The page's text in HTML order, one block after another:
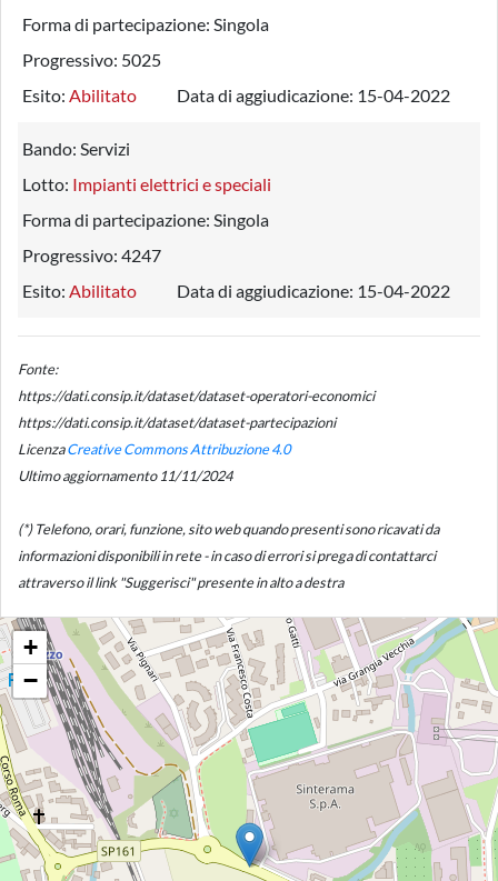
Forma di partecipazione: Singola
Progressivo: 5025
Esito: Abilitato Data di aggiudicazione: 15-04-2022
Bando: Servizi
Lotto: Impianti elettrici e speciali
Forma di partecipazione: Singola
Progressivo: 4247
Esito: Abilitato Data di aggiudicazione: 15-04-2022
Fonte:
https://dati.consip.it/dataset/dataset-operatori-economici
https://dati.consip.it/dataset/dataset-partecipazioni
LicenzaCreative Commons Attribuzione 4.0
Ultimo aggiornamento 11/11/2024
(*) Telefono, orari, funzione, sito web quando presenti sono ricavati da
informazioni disponibili in rete - in caso di errori si prega di contattarci
attraverso il link "Suggerisci" presente in alto a destra
+
−